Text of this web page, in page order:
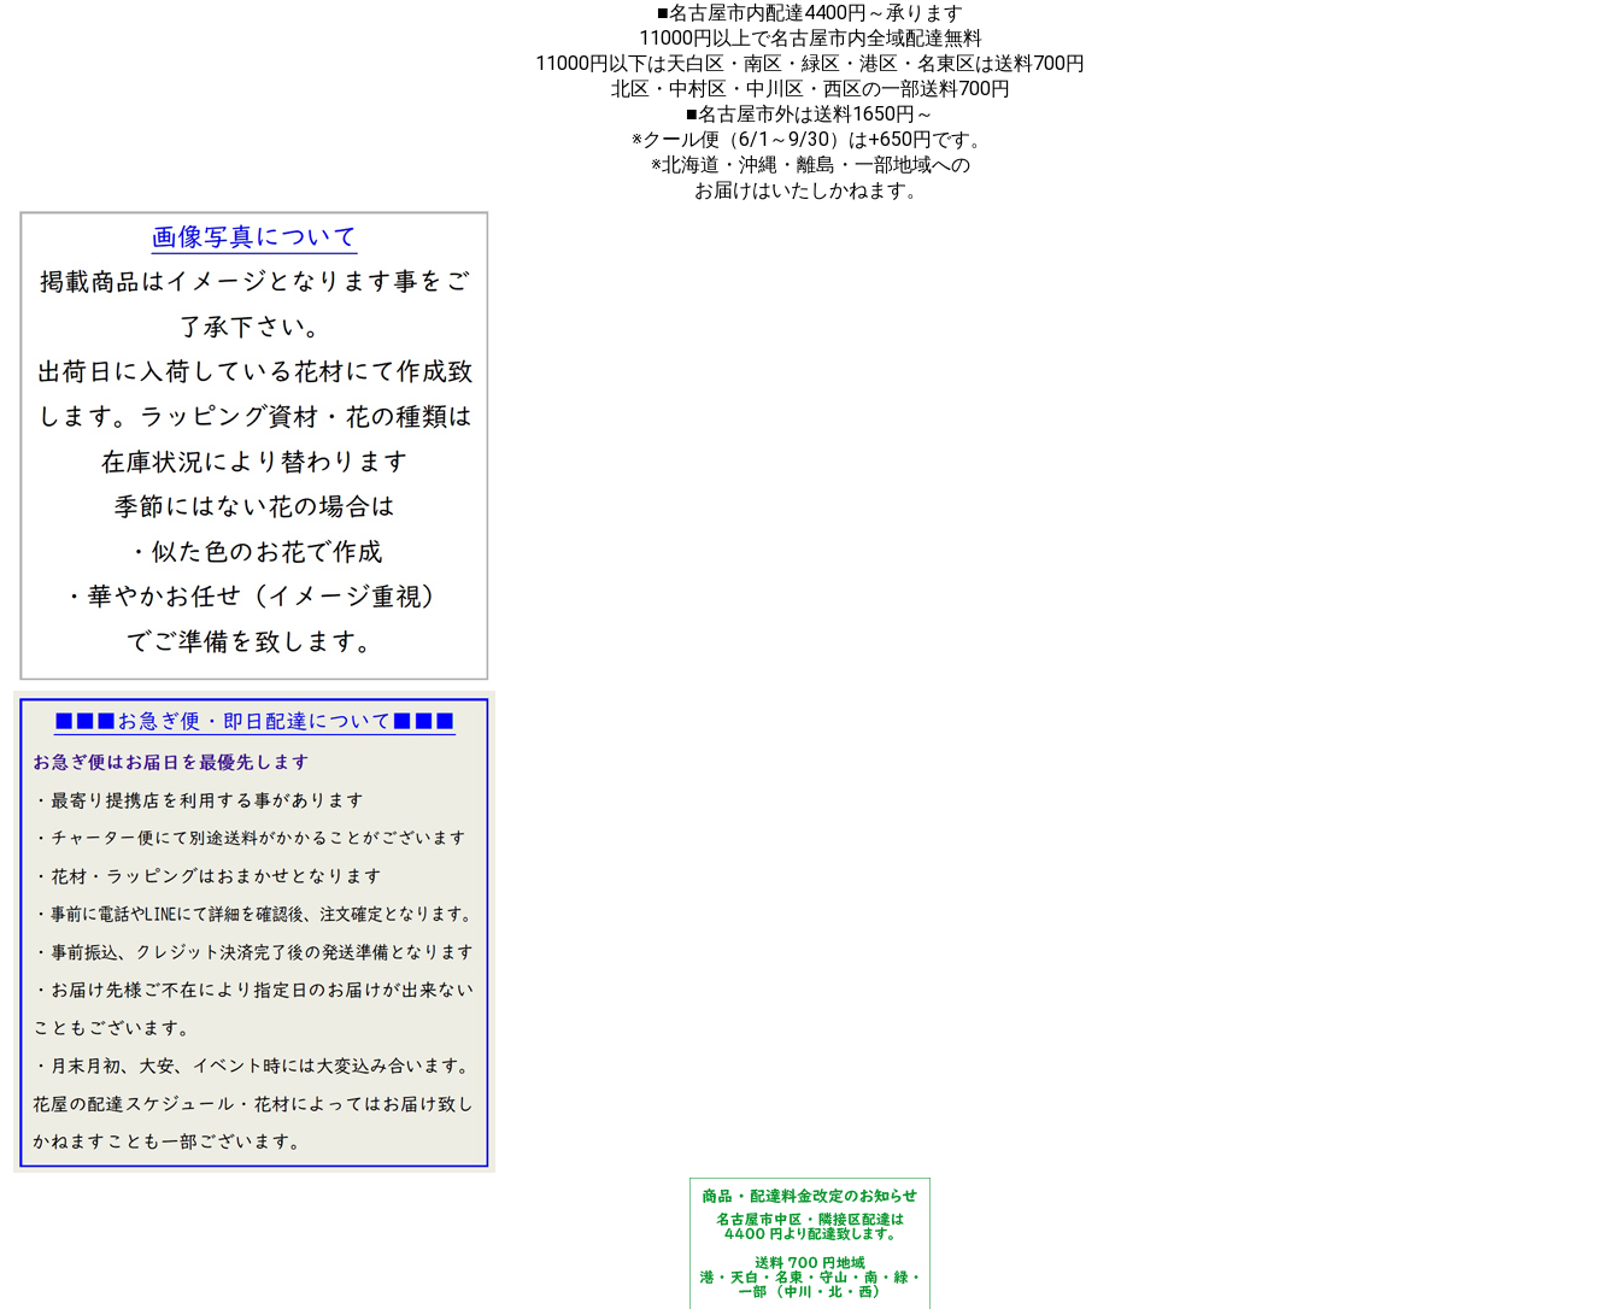
■名古屋市内配達4400円～承ります
11000円以上で名古屋市内全域配達無料
11000円以下は天白区・南区・緑区・港区・名東区は送料700円
北区・中村区・中川区・西区の一部送料700円
■名古屋市外は送料1650円～
※クール便（6/1～9/30）は+650円です。
※北海道・沖縄・離島・一部地域への
お届けはいたしかねます。